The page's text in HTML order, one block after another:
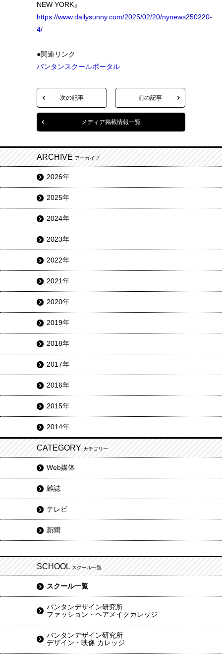
NEW YORK』
https://www.dailysunny.com/2025/02/20/nynews250220-
4/
●関連リンク
バンタンスクールポータル
次の記事 前の記事
メディア掲載情報一覧
ARCHIVE アーカイブ
2026年
2025年
2024年
2023年
2022年
2021年
2020年
2019年
2018年
2017年
2016年
2015年
2014年
CATEGORY カテゴリー
Web媒体
雑誌
テレビ
新聞
SCHOOL スクール一覧
スクール一覧
バンタンデザイン研究所
ファッション・ヘアメイクカレッジ
バンタンデザイン研究所
デザイン・映像 カレッジ